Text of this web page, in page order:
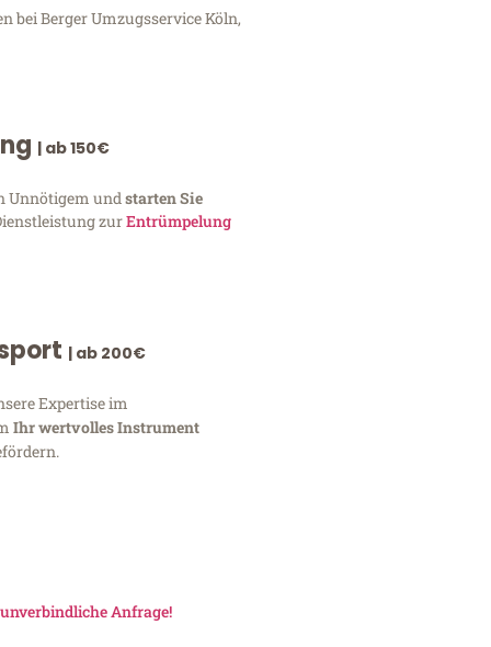
bei Berger Umzugsservice Köln,
| ab 150€
Unnötigem und starten Sie
zurEntrümpelung
| ab 200€
Expertise im
Ihr wertvolles Instrument
unverbindliche Anfrage!